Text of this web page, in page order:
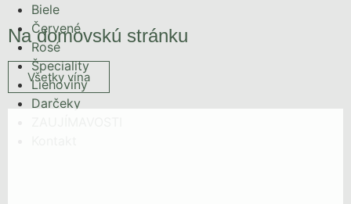
Biele
Červené
Rosé
Špeciality
Liehoviny
Darčeky
Na domovskú stránku
Všetky vína